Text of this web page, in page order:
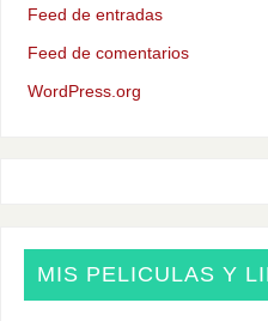
Feed de entradas
Feed de comentarios
WordPress.org
MIS PELICULAS Y